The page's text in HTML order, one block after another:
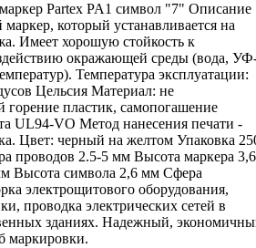
Partex PA1 символ "7" Описание
который устанавливается на
Имеет хорошую стойкость к
окражающей среды (вода,
Температура эксплуатации:
Цельсия Материал: не
пластик, самопогашение
UL94-VO Метод нанесения печати -
Цвет: черный на желтом Упаковка
проводов 2.5-5 мм Высота маркера 3,6
Высота символа 2,6 мм Сфера
электрощитового оборудования,
проводка электрических сетей в
зданиях. Надежный,
маркировки.